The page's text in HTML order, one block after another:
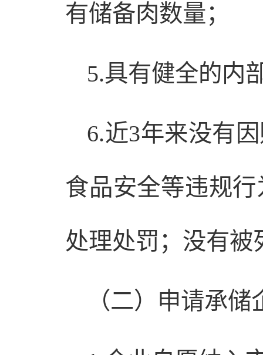
有储备肉数量；
5.具有健全的内
6.近3年来没有
食品安全等违规
处理处罚；没有
（二）申请承